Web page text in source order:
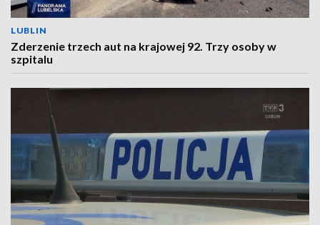
LUBLIN
Zderzenie trzech aut na krajowej 92. Trzy osoby w
szpitalu